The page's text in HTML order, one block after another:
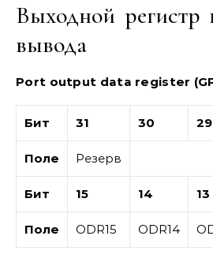
Выходной регистр
вывода
Port output data register
Бит 31 30 29
Поле Резерв
Бит 15 14 13
Поле ODR15 ODR14